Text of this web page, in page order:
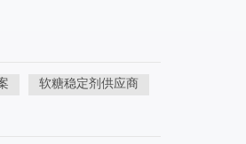
软糖稳定剂供应商